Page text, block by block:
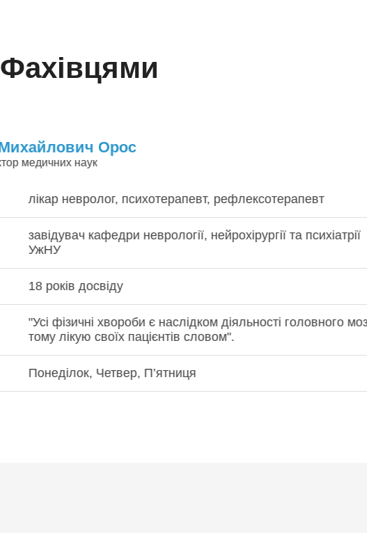
Фахівцями
Олена Павлівна Орос
Лікар офтальмолог
Посада Лікар офтальмолог
Ступінь Лікар вищої категорії
Досвід 16 років досвіду
Більше
Робочі дні Понеділок, Вівторок, Середа, Четвер,